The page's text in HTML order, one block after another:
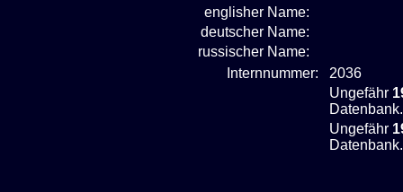
englisher Name:
deutscher Name:
russischer Name:
Internnummer:
2036
Ungefähr
Datenbank.
Ungefähr
Datenbank.